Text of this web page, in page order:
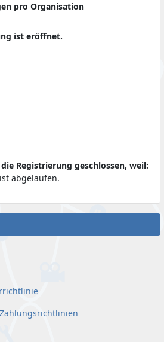
pro Organisation
ist eröffnet.
Registrierung geschlossen, weil:
abgelaufen.